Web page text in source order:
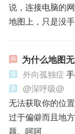
说，连接电脑的
地图上，只是没
为什么地图
外向孤独症
@深呼吸@
无法获取你的位
过于偏僻而且地
题。呵呵